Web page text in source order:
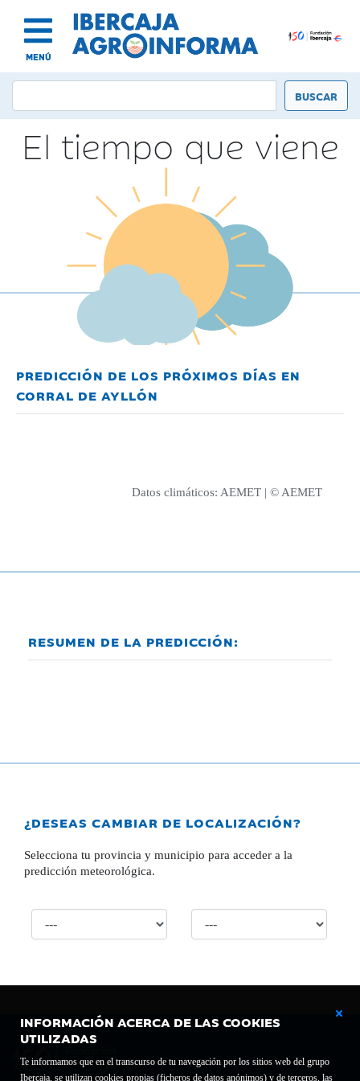
MENÚ
INFORMACIÓN ACERCA DE LAS COOKIES
UTILIZADAS
Te informamos que en el transcurso de tu navegación por los sitios web del grupo
Ibercaja, se utilizan cookies propias (ficheros de datos anónimos) y de terceros, las
El tiempo que viene
PREDICCIÓN DE LOS PRÓXIMOS DÍAS EN
CORRAL DE AYLLÓN
Datos climáticos: AEMET | © AEMET
RESUMEN DE LA PREDICCIÓN:
¿DESEAS CAMBIAR DE LOCALIZACIÓN?
Selecciona tu provincia y municipio para acceder a la
predicción meteorológica.